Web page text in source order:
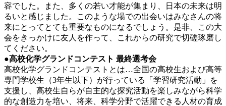
容でした。また、多くの若い才能が集まり、日本の未来は明
るいと感じました。このような場での出会いはみなさんの将
来にとってとても重要なものになるでしょう。是非、この大
会をきっかけに友人を作って、これからの研究で切磋琢磨し
てください。
●高校化学グランドコンテスト 最終選考会
高校化学グランドコンテストとは…全国の高校生および高等
専門学校生（3年生以下）が行っている「学習研究活動」を
支援し、高校生自らが自主的な探究活動を楽しみながら科学
的な創造力を培い、将来、科学分野で活躍できる人材の育成